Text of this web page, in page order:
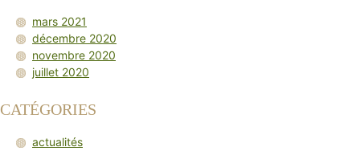
mars 2021
décembre 2020
novembre 2020
juillet 2020
CATÉGORIES
actualités